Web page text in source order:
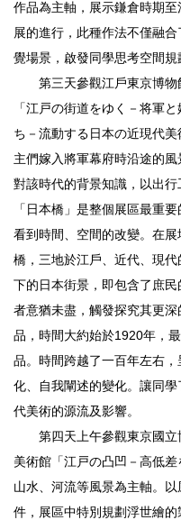
作品為主軸，展示鎌倉時期
展的進行，此種作法不僅融
覺場景，啟發同學思考空間規
第三天參觀江戶東京博物
「江戸の街道をゆく－将軍
ち－流動する日本の近現代
主們嫁入將軍幕府時沿途的
對該時代的背景知識，以出行
「日本橋」是整個展區最重
看到時間、空間的改變。在
橋，三地於江戶、近代、現
下的日本街景，即包含了庶
者意猶未盡，觸發探究其更
品，時間大約始於1920年，
品。時間跨越了一百年左右
化、自我闡述的變化。讓同
代美術的源流及影響。
第四天上午參觀東京國立
美術館「江戸の凸凹－高低
山水、河流等風景為主軸。
件，展區中特別規劃浮世繪